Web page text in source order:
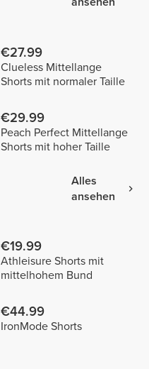
€27.99
Clueless Mittellange
Shorts mit normaler Taille
€29.99
Peach Perfect Mittellange
Shorts mit hoher Taille
Alles
ansehen
€19.99
Athleisure Shorts mit
mittelhohem Bund
€44.99
IronMode Shorts